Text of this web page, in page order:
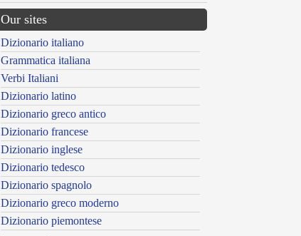
Our sites
Dizionario italiano
Grammatica italiana
Verbi Italiani
Dizionario latino
Dizionario greco antico
Dizionario francese
Dizionario inglese
Dizionario tedesco
Dizionario spagnolo
Dizionario greco moderno
Dizionario piemontese